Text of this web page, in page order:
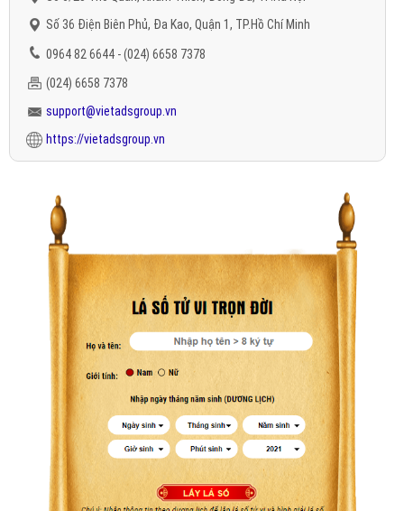
Số 36 Điện Biên Phủ, Đa Kao, Quận 1, TP.Hồ Chí Minh
0964 82 6644 - (024) 6658 7378
(024) 6658 7378
support@vietadsgroup.vn
https://vietadsgroup.vn